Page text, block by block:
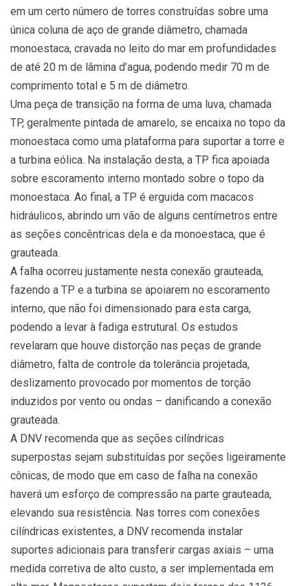
em um certo número de torres construídas sobre uma
única coluna de aço de grande diâmetro, chamada
monoestaca, cravada no leito do mar em profundidades
de até 20 m de lâmina d’agua, podendo medir 70 m de
comprimento total e 5 m de diâmetro.
Uma peça de transição na forma de uma luva, chamada
TP, geralmente pintada de amarelo, se encaixa no topo da
monoestaca como uma plataforma para suportar a torre e
a turbina eólica. Na instalação desta, a TP fica apoiada
sobre escoramento interno montado sobre o topo da
monoestaca. Ao final, a TP é erguida com macacos
hidráulicos, abrindo um vão de alguns centímetros entre
as seções concêntricas dela e da monoestaca, que é
grauteada.
A falha ocorreu justamente nesta conexão grauteada,
fazendo a TP e a turbina se apoiarem no escoramento
interno, que não foi dimensionado para esta carga,
podendo a levar à fadiga estrutural. Os estudos
revelaram que houve distorção nas peças de grande
diâmetro, falta de controle da tolerância projetada,
deslizamento provocado por momentos de torção
induzidos por vento ou ondas – danificando a conexão
grauteada.
A DNV recomenda que as seções cilíndricas
superpostas sejam substituídas por seções ligeiramente
cônicas, de modo que em caso de falha na conexão
haverá um esforço de compressão na parte grauteada,
elevando sua resistência. Nas torres com conexões
cilíndricas existentes, a DNV recomenda instalar
suportes adicionais para transferir cargas axiais – uma
medida corretiva de alto custo, a ser implementada em